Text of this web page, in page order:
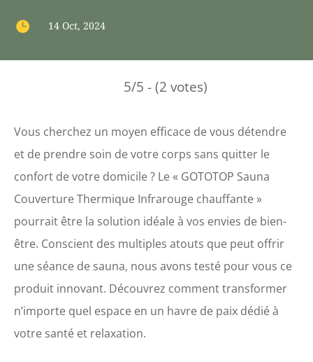
 14 Oct, 2024
5/5 - (2 votes)
Vous cherchez un moyen efficace de vous détendre
et de prendre soin de votre corps sans quitter le
confort de votre domicile ? Le « GOTOTOP Sauna
Couverture Thermique Infrarouge chauffante »
pourrait être la solution idéale à vos envies de bien-
être. Conscient des multiples atouts que peut offrir
une séance de sauna, nous avons testé pour vous ce
produit innovant. Découvrez comment transformer
n’importe quel espace en un havre de paix dédié à
votre santé et relaxation.